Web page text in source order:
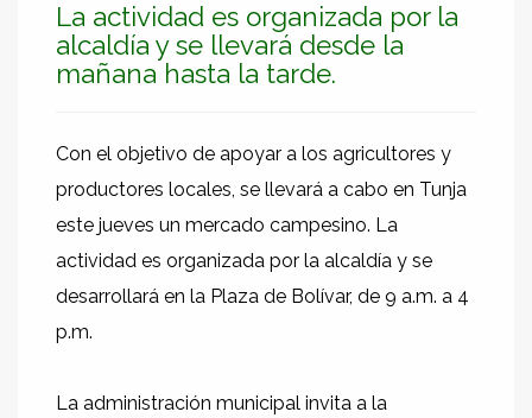
La actividad es organizada por la
alcaldía y se llevará desde la
mañana hasta la tarde.
Con el objetivo de apoyar a los agricultores y
productores locales, se llevará a cabo en Tunja
este jueves un mercado campesino. La
actividad es organizada por la alcaldía y se
desarrollará en la Plaza de Bolívar, de 9 a.m. a 4
p.m.
La administración municipal invita a la